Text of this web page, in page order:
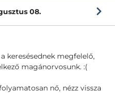
08.
keresésednek megfelelő,
magánorvosunk. :(
nő, nézz vissza